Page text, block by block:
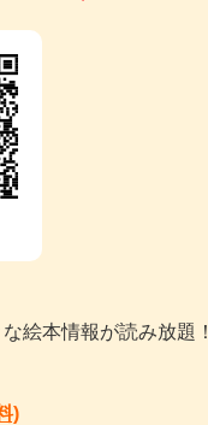
絵本情報が読み放題！
)